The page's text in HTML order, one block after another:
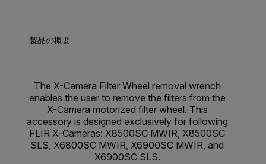
製品の概要
The X-Camera Filter Wheel removal wrench
enables the user to remove the filters from the
X-Camera motorized filter wheel. This
accessory is designed exclusively for following
FLIR X-Cameras: X8500SC MWIR, X8500SC
SLS, X6800SC MWIR, X6900SC MWIR, and
X6900SC SLS.